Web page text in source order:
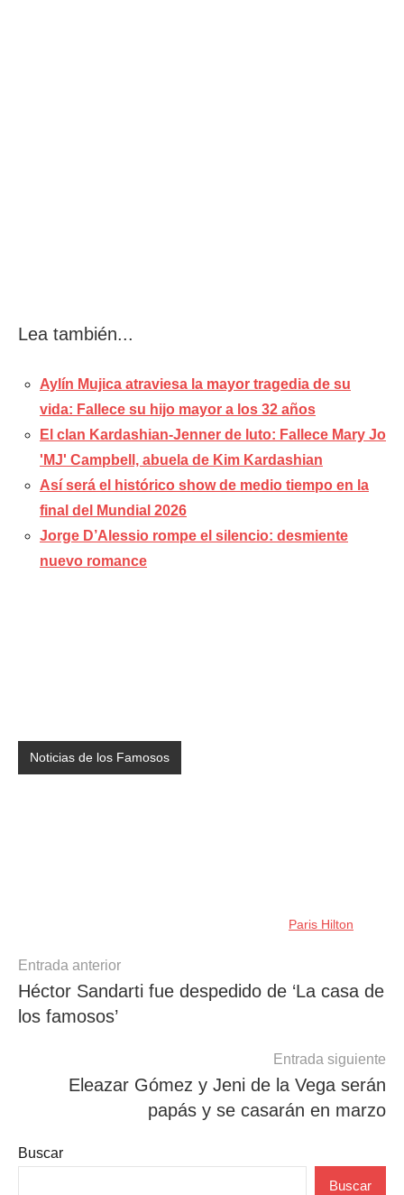
Lea también...
Aylín Mujica atraviesa la mayor tragedia de su
vida: Fallece su hijo mayor a los 32 años
El clan Kardashian-Jenner de luto: Fallece Mary Jo
'MJ' Campbell, abuela de Kim Kardashian
Así será el histórico show de medio tiempo en la
final del Mundial 2026
Jorge D’Alessio rompe el silencio: desmiente
nuevo romance
Noticias de los Famosos
Paris Hilton
Navegación
de
entradas
Entrada anterior
Héctor Sandarti fue despedido de ‘La casa de
los famosos’
Entrada siguiente
Eleazar Gómez y Jeni de la Vega serán
papás y se casarán en marzo
Buscar
Buscar